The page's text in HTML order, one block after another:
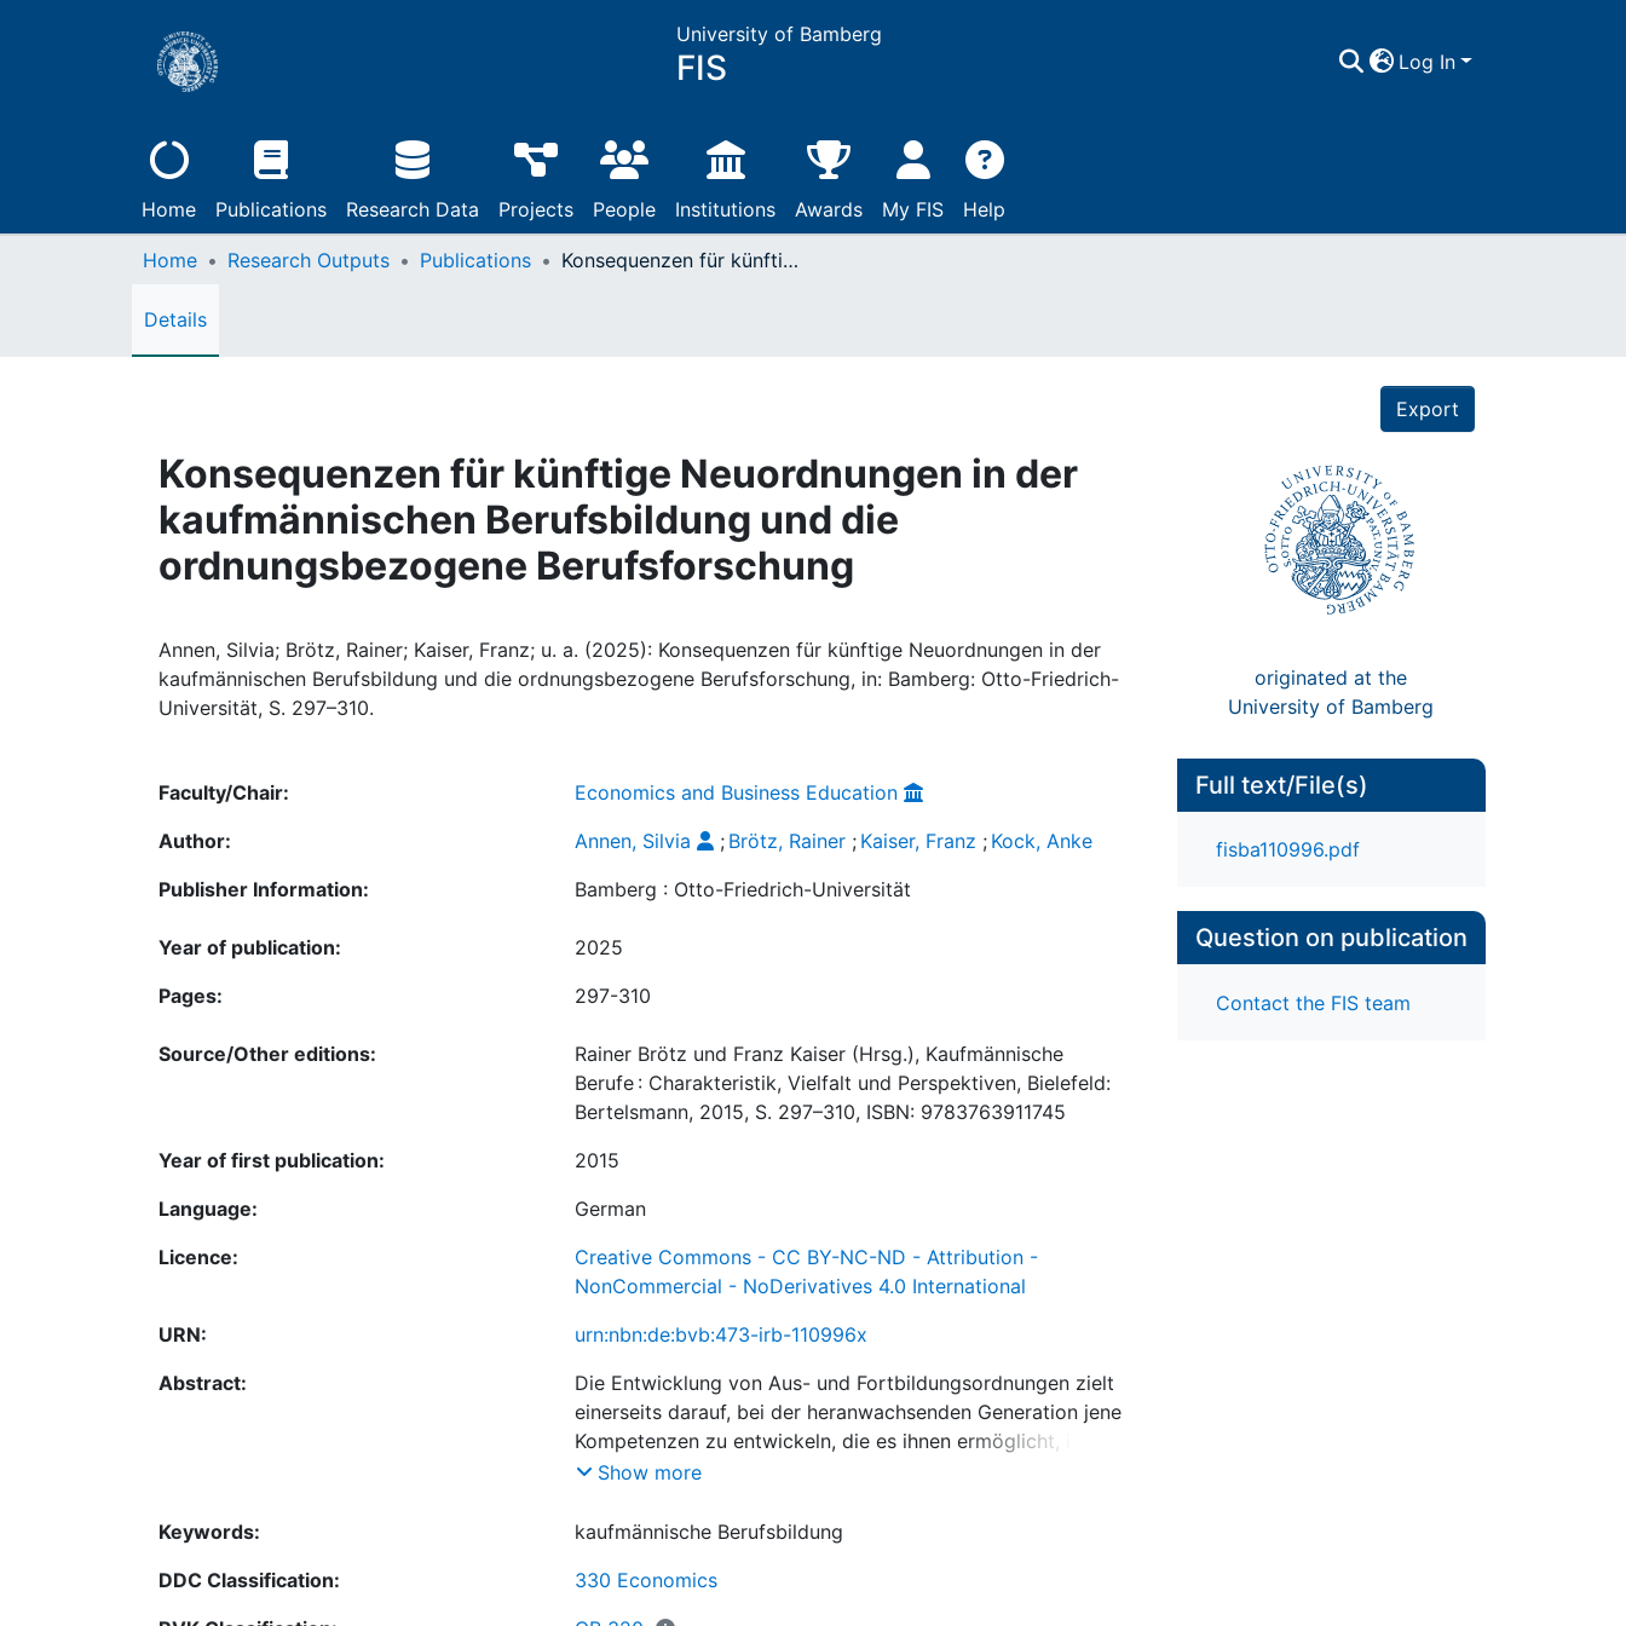
University of Bamberg
FIS Log In
Home Publications Research Data Projects People Institutions Awards My FIS Help
Home Research Outputs Publications Konsequenzen für künftige Neuordnungen in der kaufmännischen Berufsbildung und die ordnungsbezogene Berufsforschung
Details
Export
Konsequenzen für künftige Neuordnungen in der
kaufmännischen Berufsbildung und die
ordnungsbezogene Berufsforschung
Annen, Silvia; Brötz, Rainer; Kaiser, Franz; u. a. (2025): Konsequenzen für künftige Neuordnungen in der
kaufmännischen Berufsbildung und die ordnungsbezogene Berufsforschung, in: Bamberg: Otto-Friedrich-
Universität, S. 297–310.
originated at the
University of Bamberg
Faculty/Chair:
Economics and Business Education
Author:
Annen, Silvia ; Brötz, Rainer ; Kaiser, Franz ; Kock, Anke
Publisher Information:
Bamberg : Otto-Friedrich-Universität
Year of publication:
2025
Pages:
297-310
Source/Other editions:
Rainer Brötz und Franz Kaiser (Hrsg.), Kaufmännische
Berufe : Charakteristik, Vielfalt und Perspektiven, Bielefeld:
Bertelsmann, 2015, S. 297–310, ISBN: 9783763911745
Year of first publication:
2015
Language:
German
Licence:
Creative Commons - CC BY-NC-ND - Attribution -
NonCommercial - NoDerivatives 4.0 International
URN:
urn:nbn:de:bvb:473-irb-110996x
Abstract:
Die Entwicklung von Aus- und Fortbildungsordnungen zielt
einerseits darauf, bei der heranwachsenden Generation jene
Kompetenzen zu entwickeln, die es ihnen ermöglicht, ihre
Fähigkeiten erfolgreich auf dem Arbeitsmarkt einzusetzen
gewähren“ (Deutschmann 2008, S. 7). Andererseits soll mit
Qualifikationen die efziente Bewältigung der anfallenden
Arbeit in den Unternehmen und Organisationen
Show more
Keywords:
kaufmännische Berufsbildung
DDC Classification:
330 Economics
Full text/File(s)
fisba110996.pdf
Question on publication
Contact the FIS team